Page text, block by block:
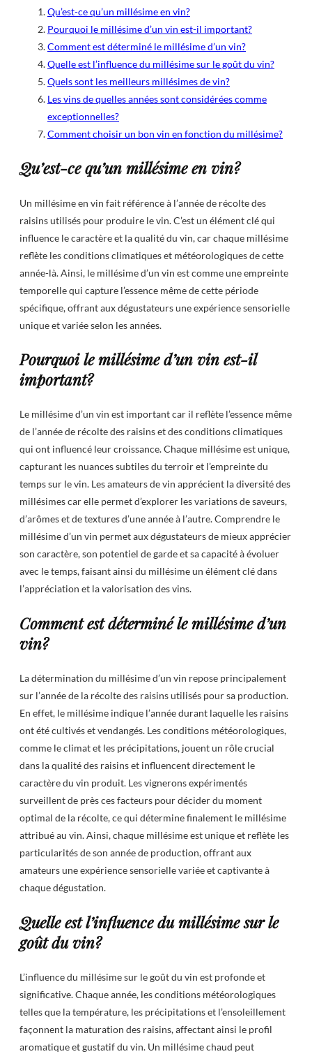
Qu’est-ce qu’un millésime en vin?
Pourquoi le millésime d’un vin est-il important?
Comment est déterminé le millésime d’un vin?
Quelle est l’influence du millésime sur le goût du vin?
Quels sont les meilleurs millésimes de vin?
Les vins de quelles années sont considérées comme
exceptionnelles?
Comment choisir un bon vin en fonction du millésime?
Qu’est-ce qu’un millésime en vin?
Un millésime en vin fait référence à l’année de récolte des
raisins utilisés pour produire le vin. C’est un élément clé qui
influence le caractère et la qualité du vin, car chaque millésime
reflète les conditions climatiques et météorologiques de cette
année-là. Ainsi, le millésime d’un vin est comme une empreinte
temporelle qui capture l’essence même de cette période
spécifique, offrant aux dégustateurs une expérience sensorielle
unique et variée selon les années.
Pourquoi le millésime d’un vin est-il
important?
Le millésime d’un vin est important car il reflète l’essence même
de l’année de récolte des raisins et des conditions climatiques
qui ont influencé leur croissance. Chaque millésime est unique,
capturant les nuances subtiles du terroir et l’empreinte du
temps sur le vin. Les amateurs de vin apprécient la diversité des
millésimes car elle permet d’explorer les variations de saveurs,
d’arômes et de textures d’une année à l’autre. Comprendre le
millésime d’un vin permet aux dégustateurs de mieux apprécier
son caractère, son potentiel de garde et sa capacité à évoluer
avec le temps, faisant ainsi du millésime un élément clé dans
l’appréciation et la valorisation des vins.
Comment est déterminé le millésime d’un
vin?
La détermination du millésime d’un vin repose principalement
sur l’année de la récolte des raisins utilisés pour sa production.
En effet, le millésime indique l’année durant laquelle les raisins
ont été cultivés et vendangés. Les conditions météorologiques,
comme le climat et les précipitations, jouent un rôle crucial
dans la qualité des raisins et influencent directement le
caractère du vin produit. Les vignerons expérimentés
surveillent de près ces facteurs pour décider du moment
optimal de la récolte, ce qui détermine finalement le millésime
attribué au vin. Ainsi, chaque millésime est unique et reflète les
particularités de son année de production, offrant aux
amateurs une expérience sensorielle variée et captivante à
chaque dégustation.
Quelle est l’influence du millésime sur le
goût du vin?
L’influence du millésime sur le goût du vin est profonde et
significative. Chaque année, les conditions météorologiques
telles que la température, les précipitations et l’ensoleillement
façonnent la maturation des raisins, affectant ainsi le profil
aromatique et gustatif du vin. Un millésime chaud peut